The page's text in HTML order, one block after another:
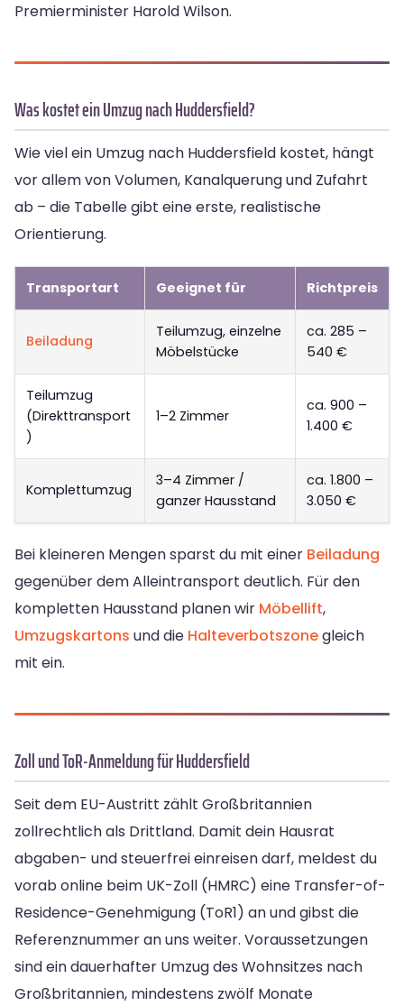
Premierminister Harold Wilson.
Was kostet ein Umzug nach Huddersfield?
Wie viel ein Umzug nach Huddersfield kostet, hängt
vor allem von Volumen, Kanalquerung und Zufahrt
ab – die Tabelle gibt eine erste, realistische
Orientierung.
Transportart Geeignet für Richtpreis
Beiladung
Teilumzug, einzelne
Möbelstücke
ca. 285 –
540 €
Teilumzug
(Direkttransport
)
1–2 Zimmer
ca. 900 –
1.400 €
Komplettumzug
3–4 Zimmer /
ganzer Hausstand
ca. 1.800 –
3.050 €
Bei kleineren Mengen sparst du mit einer Beiladung
gegenüber dem Alleintransport deutlich. Für den
kompletten Hausstand planen wir Möbellift,
Umzugskartons und die Halteverbotszonegleich
mit ein.
Zoll und ToR-Anmeldung für Huddersfield
Seit dem EU-Austritt zählt Großbritannien
zollrechtlich als Drittland. Damit dein Hausrat
abgaben- und steuerfrei einreisen darf, meldest du
vorab online beim UK-Zoll (HMRC) eine Transfer-of-
Residence-Genehmigung (ToR1) an und gibst die
Referenznummer an uns weiter. Voraussetzungen
sind ein dauerhafter Umzug des Wohnsitzes nach
Großbritannien, mindestens zwölf Monate